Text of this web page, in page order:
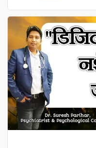
was:
₹3000.
is:
₹1000.